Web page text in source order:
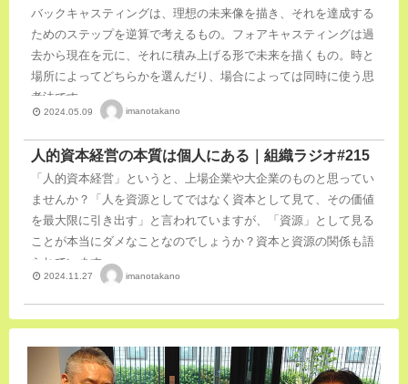
バックキャスティングは、理想の未来像を描き、それを達成する
ためのステップを逆算で考えるもの。フォアキャスティングは過
去から現在を元に、それに積み上げる形で未来を描くもの。時と
場所によってどちらかを選んだり、場合によっては同時に使う思
考法です。
2024.05.09 imanotakano
人的資本経営の本質は個人にある｜組織ラジオ#215
「人的資本経営」というと、上場企業や大企業のものと思ってい
ませんか？「人を資源としてではなく資本として見て、その価値
を最大限に引き出す」と言われていますが、「資源」として見る
ことが本当にダメなことなのでしょうか？資本と資源の関係も語
られています。
2024.11.27 imanotakano